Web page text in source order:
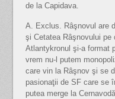
de la Capidava.
A. Exclus. Râşnovul are
şi Cetatea Râşnovului pe
Atlantykronul şi-a format
vrem nu-l putem
care vin la Râşnov şi se
pasionaţii de SF care se
putea merge la